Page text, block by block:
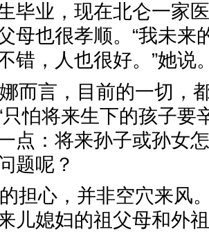
毕业，现在北仑一家
母也很孝顺。“我未来
不错，人也很好。”
而言，目前的一切，
怕将来生下的孩子要
点：将来孙子或孙女
问题呢？
担心，并非空穴来风
儿媳妇的祖父母和外